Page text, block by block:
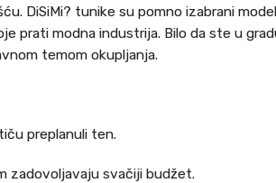
DiSiMi? tunike su pomno izabrani
prati modna industrija. Bilo da ste u
temom okupljanja.
preplanuli ten.
zadovoljavaju svačiji budžet.